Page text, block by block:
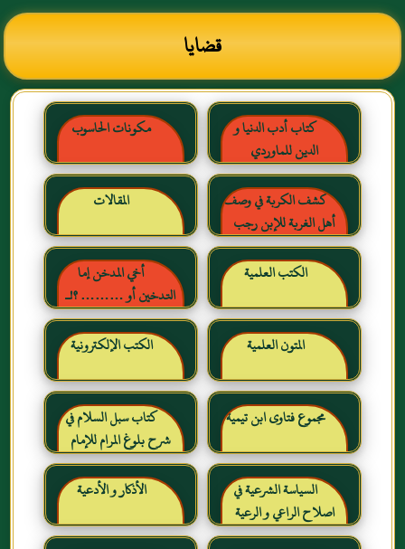
قضايا
كتاب أدب الدنيا و
الدين للماوردي
مكونات الحاسوب
كشف الكربة في وصف
أهل الغربة للإبن رجب
الحنبلي رحمه الله
المقالات
الكتب العلمية
أخي المدخن إما
التدخين أو ……… ؟!ـ
حقائق وأرقام ناطقة ، لكن
لا يسمعها المدخنون حرره
خالد بن عبد الرحمن بن حمد
الشايع
المتون العلمية الكتب الإلكترونية
مجموع فتاوى ابن تيمية
كتاب سبل السلام في
شرح بلوغ المرام للإمام
الصنعاني رحمه الله
السياسة الشرعية في
اصلاح الراعي و الرعية
الأذكار و الأدعية